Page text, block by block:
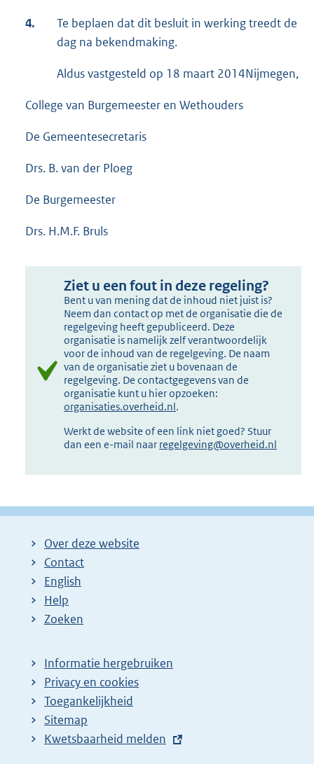
4.
Te beplaen dat dit besluit in werking treedt de
dag na bekendmaking.
Aldus vastgesteld op 18 maart 2014Nijmegen,
College van Burgemeester en Wethouders
De Gemeentesecretaris
Drs. B. van der Ploeg
De Burgemeester
Drs. H.M.F. Bruls
Ziet u een fout in deze regeling?
Bent u van mening dat de inhoud niet juist is?
Neem dan contact op met de organisatie die de
regelgeving heeft gepubliceerd. Deze
organisatie is namelijk zelf verantwoordelijk
voor de inhoud van de regelgeving. De naam
van de organisatie ziet u bovenaan de
regelgeving. De contactgegevens van de
organisatie kunt u hier opzoeken:
organisaties.overheid.nl.
Werkt de website of een link niet goed? Stuur
dan een e-mail naar regelgeving@overheid.nl
Over deze website
Contact
English
Help
Zoeken
Informatie hergebruiken
Privacy en cookies
Toegankelijkheid
Sitemap
E
Kwetsbaarheid melden